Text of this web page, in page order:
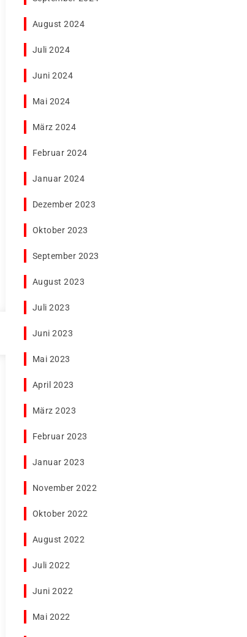
August 2024
Juli 2024
Juni 2024
Mai 2024
März 2024
Februar 2024
Januar 2024
Dezember 2023
Oktober 2023
September 2023
August 2023
Juli 2023
Juni 2023
Mai 2023
April 2023
März 2023
Februar 2023
Januar 2023
November 2022
Oktober 2022
August 2022
Juli 2022
Juni 2022
Mai 2022